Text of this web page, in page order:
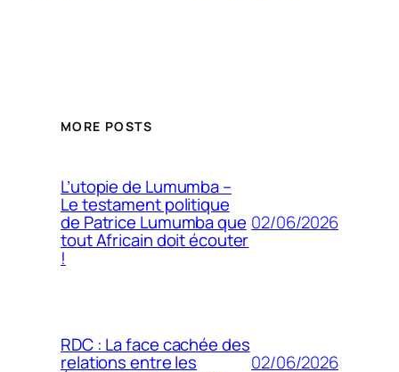
MORE POSTS
L’utopie de Lumumba –
Le testament politique
de Patrice Lumumba que
tout Africain doit écouter
!
02/06/2026
RDC : La face cachée des
relations entre les 02/06/2026